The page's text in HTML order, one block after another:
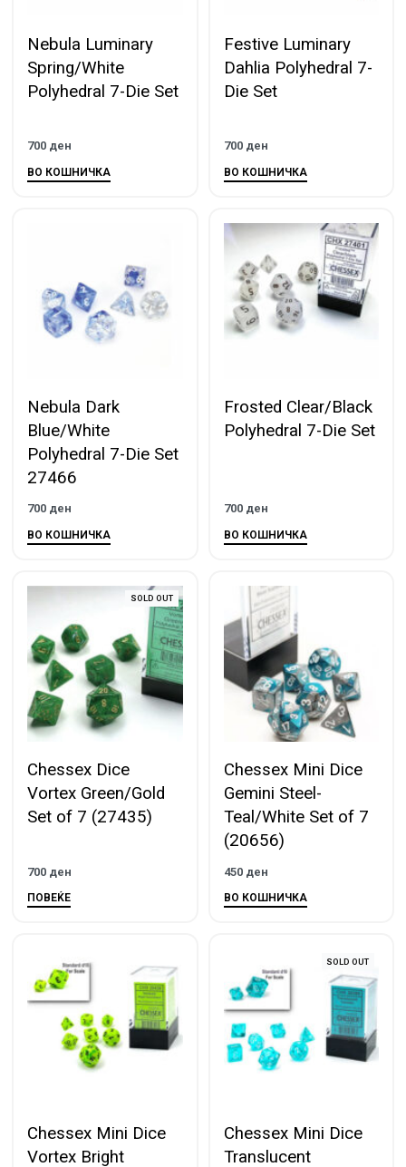
Nebula Luminary
Spring/White
Polyhedral 7-Die Set
700 ден
ВО КОШНИЧКА
Festive Luminary
Dahlia Polyhedral 7-
Die Set
700 ден
ВО КОШНИЧКА
Nebula Dark
Blue/White
Polyhedral 7-Die Set
27466
700 ден
ВО КОШНИЧКА
Frosted Clear/Black
Polyhedral 7-Die Set
700 ден
ВО КОШНИЧКА
SOLD OUT
Chessex Dice
Vortex Green/Gold
Set of 7 (27435)
700 ден
ПОВЕЌЕ
Chessex Mini Dice
Gemini Steel-
Teal/White Set of 7
(20656)
450 ден
ВО КОШНИЧКА
Chessex Mini Dice
Vortex Bright
SOLD OUT
Chessex Mini Dice
Translucent